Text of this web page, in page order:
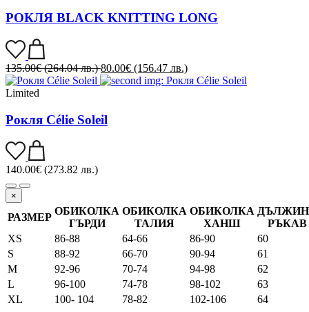
РОКЛЯ BLACK KNITTING LONG
135.00€ (264.04 лв.) 80.00€ (156.47 лв.)
Limited
Рокля Célie Soleil
140.00€ (273.82 лв.)
×
РАЗМЕР
ОБИКОЛКА
ГЪРДИ
ОБИКОЛКА
ТАЛИЯ
ОБИКОЛКА
ХАНШ
РЪКАВ
XS
86-88 64-66 86-90
60
S
88-92 66-70 90-94
61
M
92-96 70-74 94-98
62
L
96-100 74-78 98-102
63
XL
100- 104 78-82 102-106 64